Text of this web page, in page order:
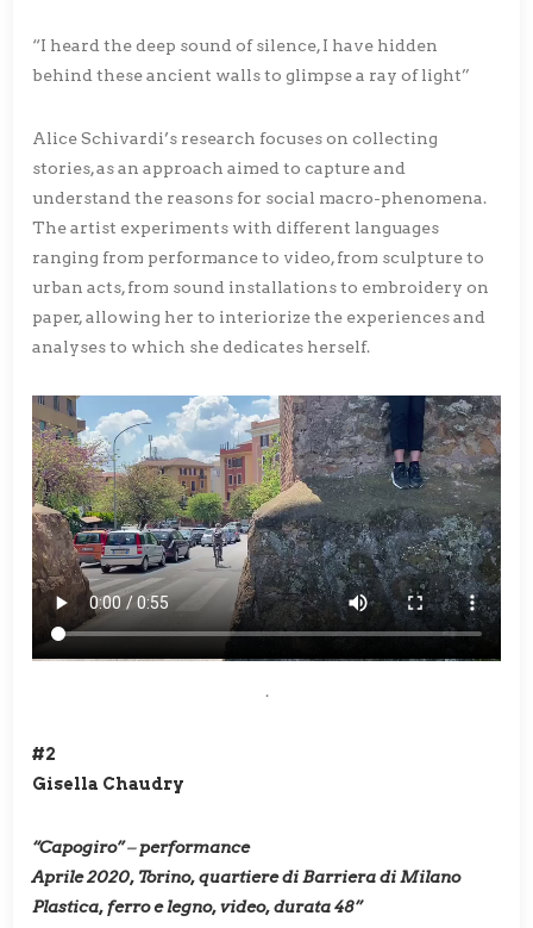
“I heard the deep sound of silence, I have hidden
behind these ancient walls to glimpse a ray of light”
Alice Schivardi’s research focuses on collecting
stories, as an approach aimed to capture and
understand the reasons for social macro-phenomena.
The artist experiments with different languages
ranging from performance to video, from sculpture to
urban acts, from sound installations to embroidery on
paper, allowing her to interiorize the experiences and
analyses to which she dedicates herself.
.
#2
Gisella Chaudry
“Capogiro”–performance
Aprile 2020, Torino, quartiere di Barriera di Milano
Plastica, ferro e legno, video, durata 48’’